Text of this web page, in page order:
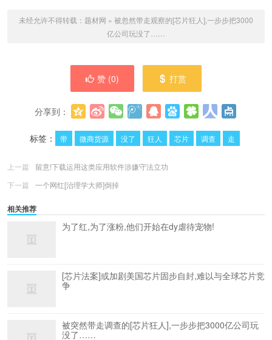
未经允许不得转载： 题材网 » 被忽然带走观察的[芯片狂人],一步步把3000
亿公司玩没了……
赞 (0) 打赏
分享到：
标签：
带 微商货源 没了 狂人 芯片 调查 走
上一篇
留意!下载运用这类应用软件涉嫌守法立功
下一篇
一个网红[治理学大师]倒掉
相关推荐
为了红,为了涨粉,他们开始在dy虐待宠物!
[芯片法案]或加剧美国芯片固步自封,难以与全球芯片竞
争
被突然带走调查的[芯片狂人],一步步把3000亿公司玩
没了……